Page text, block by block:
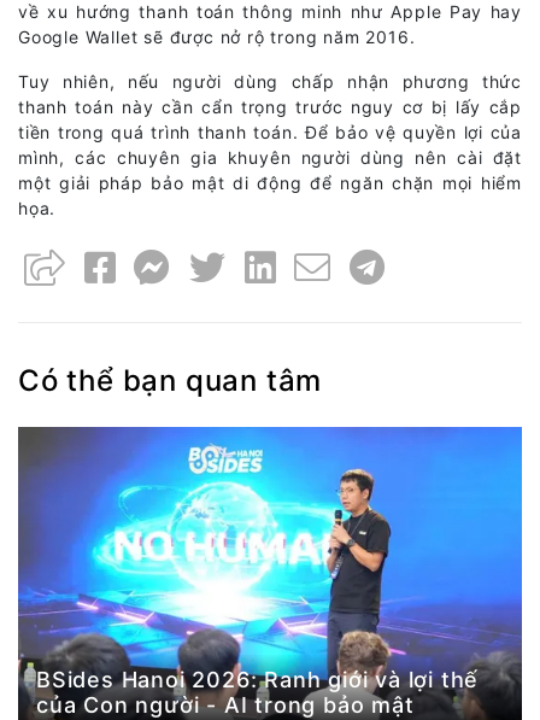
về xu hướng thanh toán thông minh như Apple Pay hay
Google Wallet sẽ được nở rộ trong năm 2016.
Tuy nhiên, nếu người dùng chấp nhận phương thức
thanh toán này cần cẩn trọng trước nguy cơ bị lấy cắp
tiền trong quá trình thanh toán. Để bảo vệ quyền lợi của
mình, các chuyên gia khuyên người dùng nên cài đặt
một giải pháp bảo mật di động để ngăn chặn mọi hiểm
họa.
Có thể bạn quan tâm
BSides Hanoi 2026: Ranh giới và lợi thế
của Con người - AI trong bảo mật